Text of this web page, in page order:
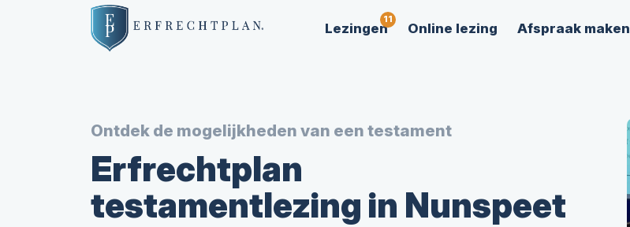
Lezingen Online lezing Afspraak maken
Ontdek de mogelijkheden van een testament
Erfrechtplan
testamentlezing in Nunspeet